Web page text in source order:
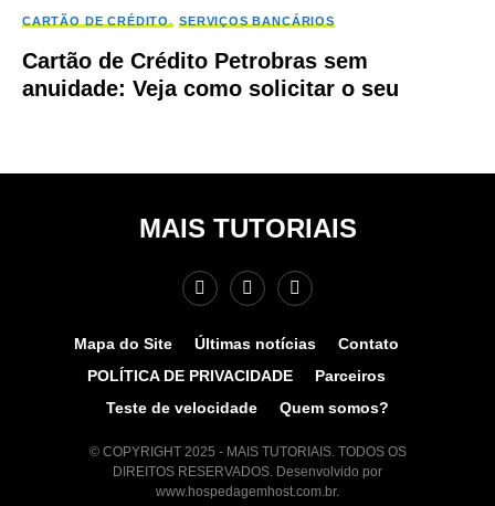
CARTÃO DE CRÉDITO SERVIÇOS BANCÁRIOS
Cartão de Crédito Petrobras sem
anuidade: Veja como solicitar o seu
MAIS TUTORIAIS
Mapa do Site Últimas notícias
Contato
POLÍTICA DE PRIVACIDADE
Parceiros
Teste de velocidade
Quem somos?
© COPYRIGHT 2025 - MAIS TUTORIAIS. TODOS OS
DIREITOS RESERVADOS. Desenvolvido por
www.hospedagemhost.com.br.